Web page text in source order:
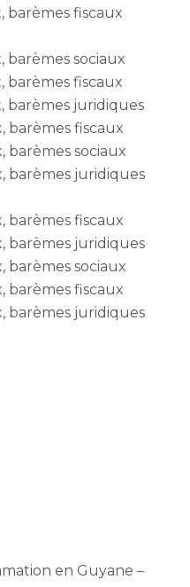
barèmes fiscaux
barèmes sociaux
barèmes fiscaux
barèmes juridiques
barèmes fiscaux
barèmes sociaux
barèmes juridiques
barèmes fiscaux
barèmes juridiques
barèmes sociaux
barèmes fiscaux
barèmes juridiques
en Guyane –